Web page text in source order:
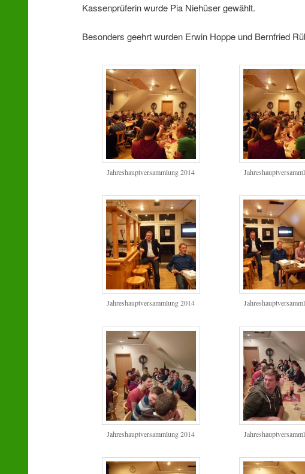
Kassenprüferin wurde Pia Niehüser gewählt.
Besonders geehrt wurden Erwin Hoppe und Bernfried
Jahreshauptversammlung 2014
Jahreshauptversammlung 2014
Jahreshauptversammlung 2014